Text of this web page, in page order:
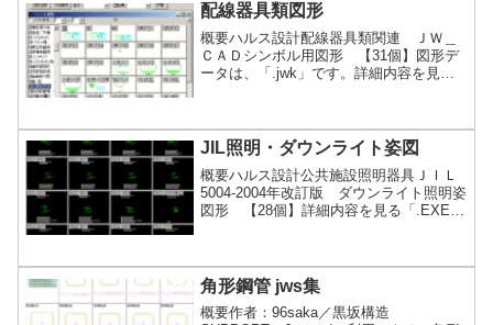
配線器具類図形
概要ハルス設計配線器具類関連 ＪＷ＿
ＣＡＤシンボル用図形 【31個】図形デ
ータは、「.jwk」です。詳細内容を見る
ド」
JIL照明・ダウンライト姿図
概要ハルス設計公共施設照明器具ＪＩＬ
5004-2004年改訂版 ダウンライト照明姿
図形 【28個】詳細内容を見る「.EXE」
角形鋼管 jws集
概要作者：96saka／黒坂構造